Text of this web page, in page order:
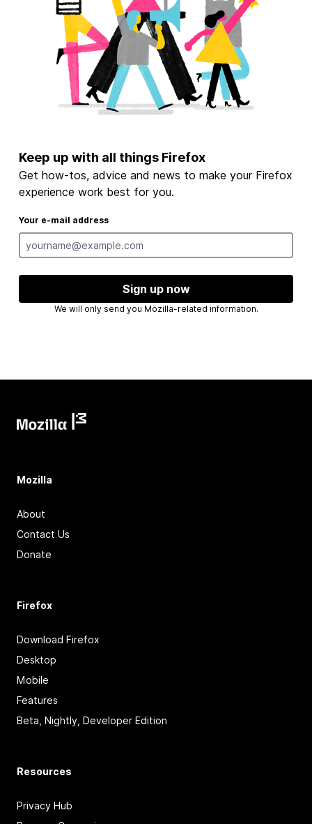
Keep up with all things Firefox
Get how-tos, advice and news to make your Firefox
experience work best for you.
Your e-mail address
Sign up now
We will only send you Mozilla-related information.
Mozilla
About
Contact Us
Donate
Firefox
Download Firefox
Desktop
Mobile
Features
Beta, Nightly, Developer Edition
Resources
Privacy Hub